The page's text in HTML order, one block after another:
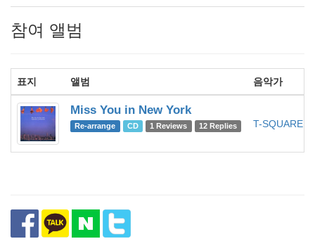
참여 앨범
표지 앨범 음악가
Miss You in New York
Re-arrange CD 1 Reviews 12 Replies T-SQUARE